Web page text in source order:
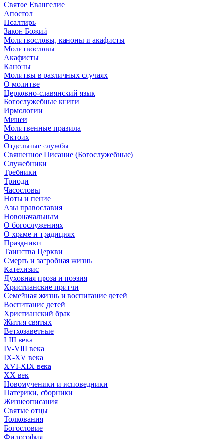
Святое Евангелие
Апостол
Псалтирь
Закон Божий
Молитвословы, каноны и акафисты
Молитвословы
Акафисты
Каноны
Молитвы в различных случаях
О молитве
Церковно-славянский язык
Богослужебные книги
Ирмологии
Минеи
Молитвенные правила
Октоих
Отдельные службы
Священное Писание (Богослужебные)
Служебники
Требники
Триоди
Часословы
Ноты и пение
Азы православия
Новоначальным
О богослужениях
О храме и традициях
Праздники
Таинства Церкви
Смерть и загробная жизнь
Катехизис
Духовная проза и поэзия
Христианские притчи
Семейная жизнь и воспитание детей
Воспитание детей
Христианский брак
Жития святых
Ветхозаветные
I-III века
IV-VIII века
IX-XV века
XVI-XIX века
XX век
Новомученики и исповедники
Патерики, сборники
Жизнеописания
Святые отцы
Толкования
Богословие
Философия